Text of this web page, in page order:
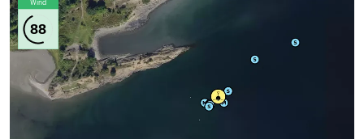
Wind
88